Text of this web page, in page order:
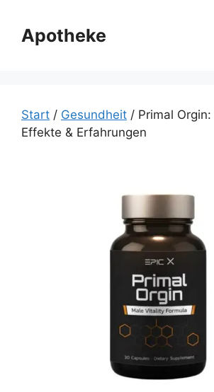
Inhalt
springen
Apotheke
Start / Gesundheit / Primal
Effekte & Erfahrungen